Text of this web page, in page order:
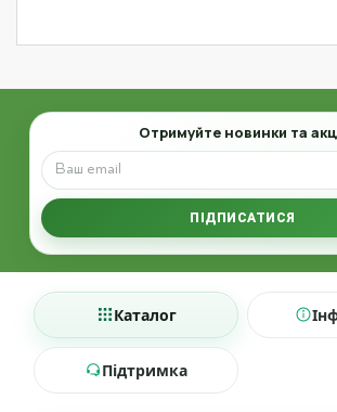
Email
Отримуйте новинки та
ПІДПИСАТИСЯ
Каталог
Підтримка